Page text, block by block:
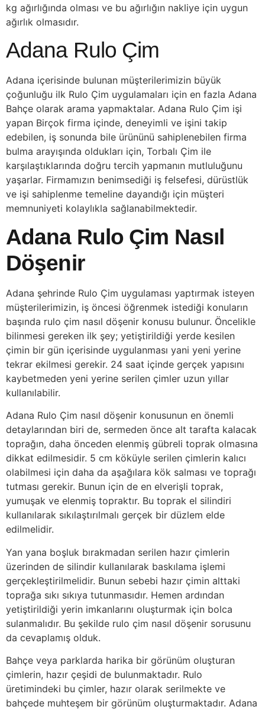
kg ağırlığında olması ve bu ağırlığın nakliye için uygun
ağırlık olmasıdır.
Adana Rulo Çim
Adana içerisinde bulunan müşterilerimizin büyük
çoğunluğu ilk Rulo Çim uygulamaları için en fazla Adana
Bahçe olarak arama yapmaktalar. Adana Rulo Çim işi
yapan Birçok firma içinde, deneyimli ve işini takip
edebilen, iş sonunda bile ürününü sahiplenebilen firma
bulma arayışında oldukları için, Torbalı Çim ile
karşılaştıklarında doğru tercih yapmanın mutluluğunu
yaşarlar. Firmamızın benimsediği iş felsefesi, dürüstlük
ve işi sahiplenme temeline dayandığı için müşteri
memnuniyeti kolaylıkla sağlanabilmektedir.
Adana Rulo Çim Nasıl
Döşenir
Adana şehrinde Rulo Çim uygulaması yaptırmak isteyen
müşterilerimizin, iş öncesi öğrenmek istediği konuların
başında rulo çim nasıl döşenir konusu bulunur. Öncelikle
bilinmesi gereken ilk şey; yetiştirildiği yerde kesilen
çimin bir gün içerisinde uygulanması yani yeni yerine
tekrar ekilmesi gerekir. 24 saat içinde gerçek yapısını
kaybetmeden yeni yerine serilen çimler uzun yıllar
kullanılabilir.
Adana Rulo Çim nasıl döşenir konusunun en önemli
detaylarından biri de, sermeden önce alt tarafta kalacak
toprağın, daha önceden elenmiş gübreli toprak olmasına
dikkat edilmesidir. 5 cm köküyle serilen çimlerin kalıcı
olabilmesi için daha da aşağılara kök salması ve toprağı
tutması gerekir. Bunun için de en elverişli toprak,
yumuşak ve elenmiş topraktır. Bu toprak el silindiri
kullanılarak sıkılaştırılmalı gerçek bir düzlem elde
edilmelidir.
Yan yana boşluk bırakmadan serilen hazır çimlerin
üzerinden de silindir kullanılarak baskılama işlemi
gerçekleştirilmelidir. Bunun sebebi hazır çimin alttaki
toprağa sıkı sıkıya tutunmasıdır. Hemen ardından
yetiştirildiği yerin imkanlarını oluşturmak için bolca
sulanmalıdır. Bu şekilde rulo çim nasıl döşenir sorusunu
da cevaplamış olduk.
Bahçe veya parklarda harika bir görünüm oluşturan
çimlerin, hazır çeşidi de bulunmaktadır. Rulo
üretimindeki bu çimler, hazır olarak serilmekte ve
bahçede muhteşem bir görünüm oluşturmaktadır. Adana